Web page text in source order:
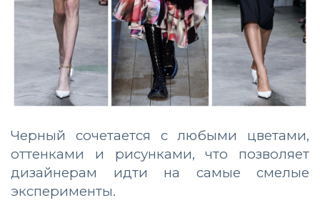
Черный сочетается с любыми цветами,
оттенками и рисунками, что позволяет
дизайнерам идти на самые смелые
эксперименты.